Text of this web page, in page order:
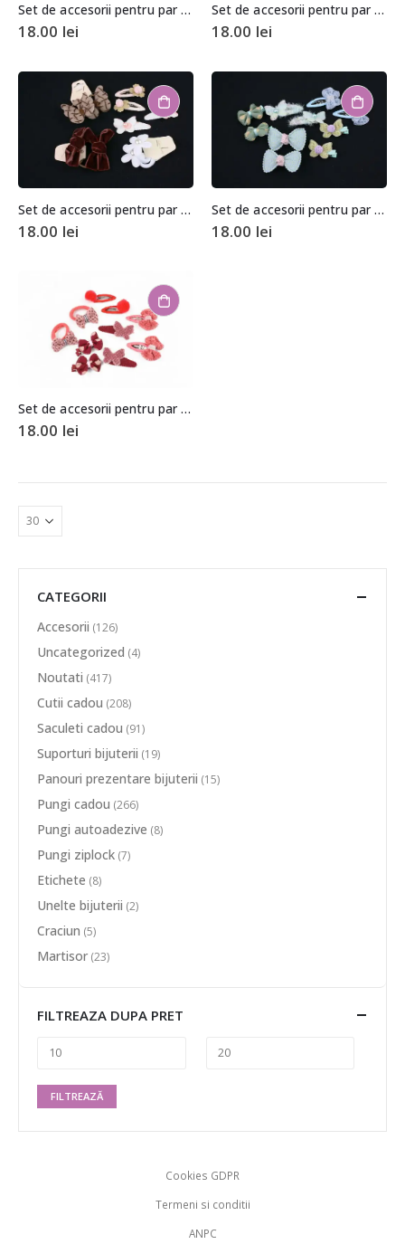
Set de accesorii pentru par (10 bucati)
18.00 lei
Set de accesorii pentru par (10 bucati)
18.00 lei
Set de accesorii pentru par (10 bucati)
18.00 lei
Set de accesorii pentru par (10 bucati)
18.00 lei
Set de accesorii pentru par (10 bucati)
18.00 lei
CATEGORII
Accesorii (126)
Uncategorized (4)
Noutati (417)
Cutii cadou (208)
Saculeti cadou (91)
Suporturi bijuterii (19)
Panouri prezentare bijuterii (15)
Pungi cadou (266)
Pungi autoadezive (8)
Pungi ziplock (7)
Etichete (8)
Unelte bijuterii (2)
Craciun (5)
Martisor (23)
FILTREAZA DUPA PRET
FILTREAZĂ
Cookies GDPR
Termeni si conditii
ANPC